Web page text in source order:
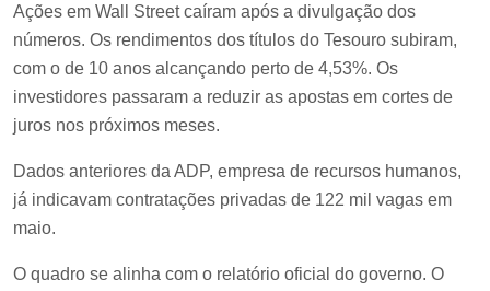
Ações em Wall Street caíram após a divulgação dos
números. Os rendimentos dos títulos do Tesouro subiram,
com o de 10 anos alcançando perto de 4,53%. Os
investidores passaram a reduzir as apostas em cortes de
juros nos próximos meses.
Dados anteriores da ADP, empresa de recursos humanos,
já indicavam contratações privadas de 122 mil vagas em
maio.
O quadro se alinha com o relatório oficial do governo. O